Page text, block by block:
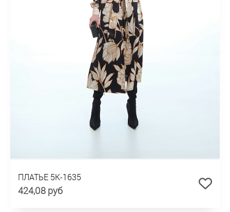
ПЛАТЬЕ 5К-1635
424,08 руб